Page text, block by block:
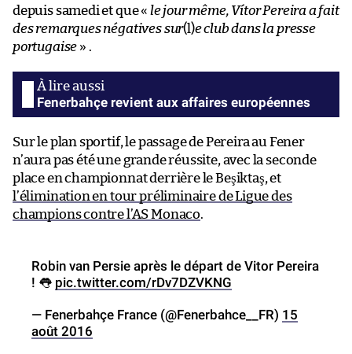
depuis samedi et que « le jour même, Vítor Pereira a fait
des remarques négatives sur(l)e club dans la presse
portugaise » .
Fenerbahçe revient aux affaires européennes
Sur le plan sportif, le passage de Pereira au Fener
n’aura pas été une grande réussite, avec la seconde
place en championnat derrière le Beşiktaş, et
l’élimination en tour préliminaire de Ligue des
champions contre l’AS Monaco.
Robin van Persie après le départ de Vitor Pereira
! 👅 pic.twitter.com/rDv7DZVKNG
— Fenerbahçe France (@Fenerbahce__FR) 15
août 2016